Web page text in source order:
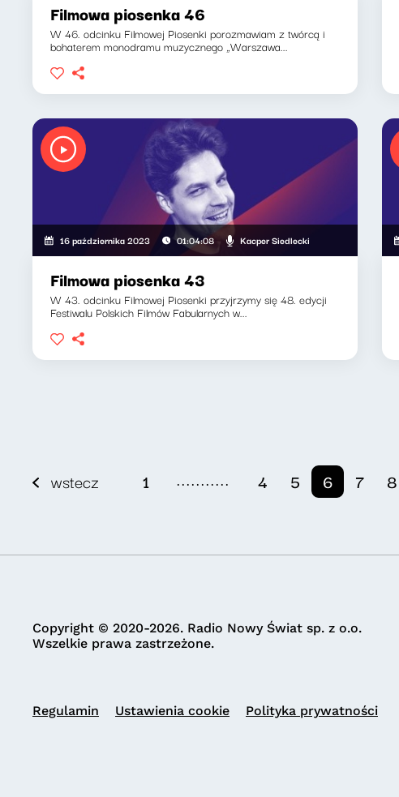
Filmowa piosenka 46
W 46. odcinku Filmowej Piosenki porozmawiam z twórcą i
bohaterem monodramu muzycznego „Warszawa...
16 października 2023 01:04:08 Kacper Siedlecki
Filmowa piosenka 43
W 43. odcinku Filmowej Piosenki przyjrzymy się 48. edycji
Festiwalu Polskich Filmów Fabularnych w...
wstecz 1 ........... 4 5 6 7 8
Copyright © 2020-2026. Radio Nowy Świat sp. z o.o.
Wszelkie prawa zastrzeżone.
Regulamin Ustawienia cookie Polityka prywatności